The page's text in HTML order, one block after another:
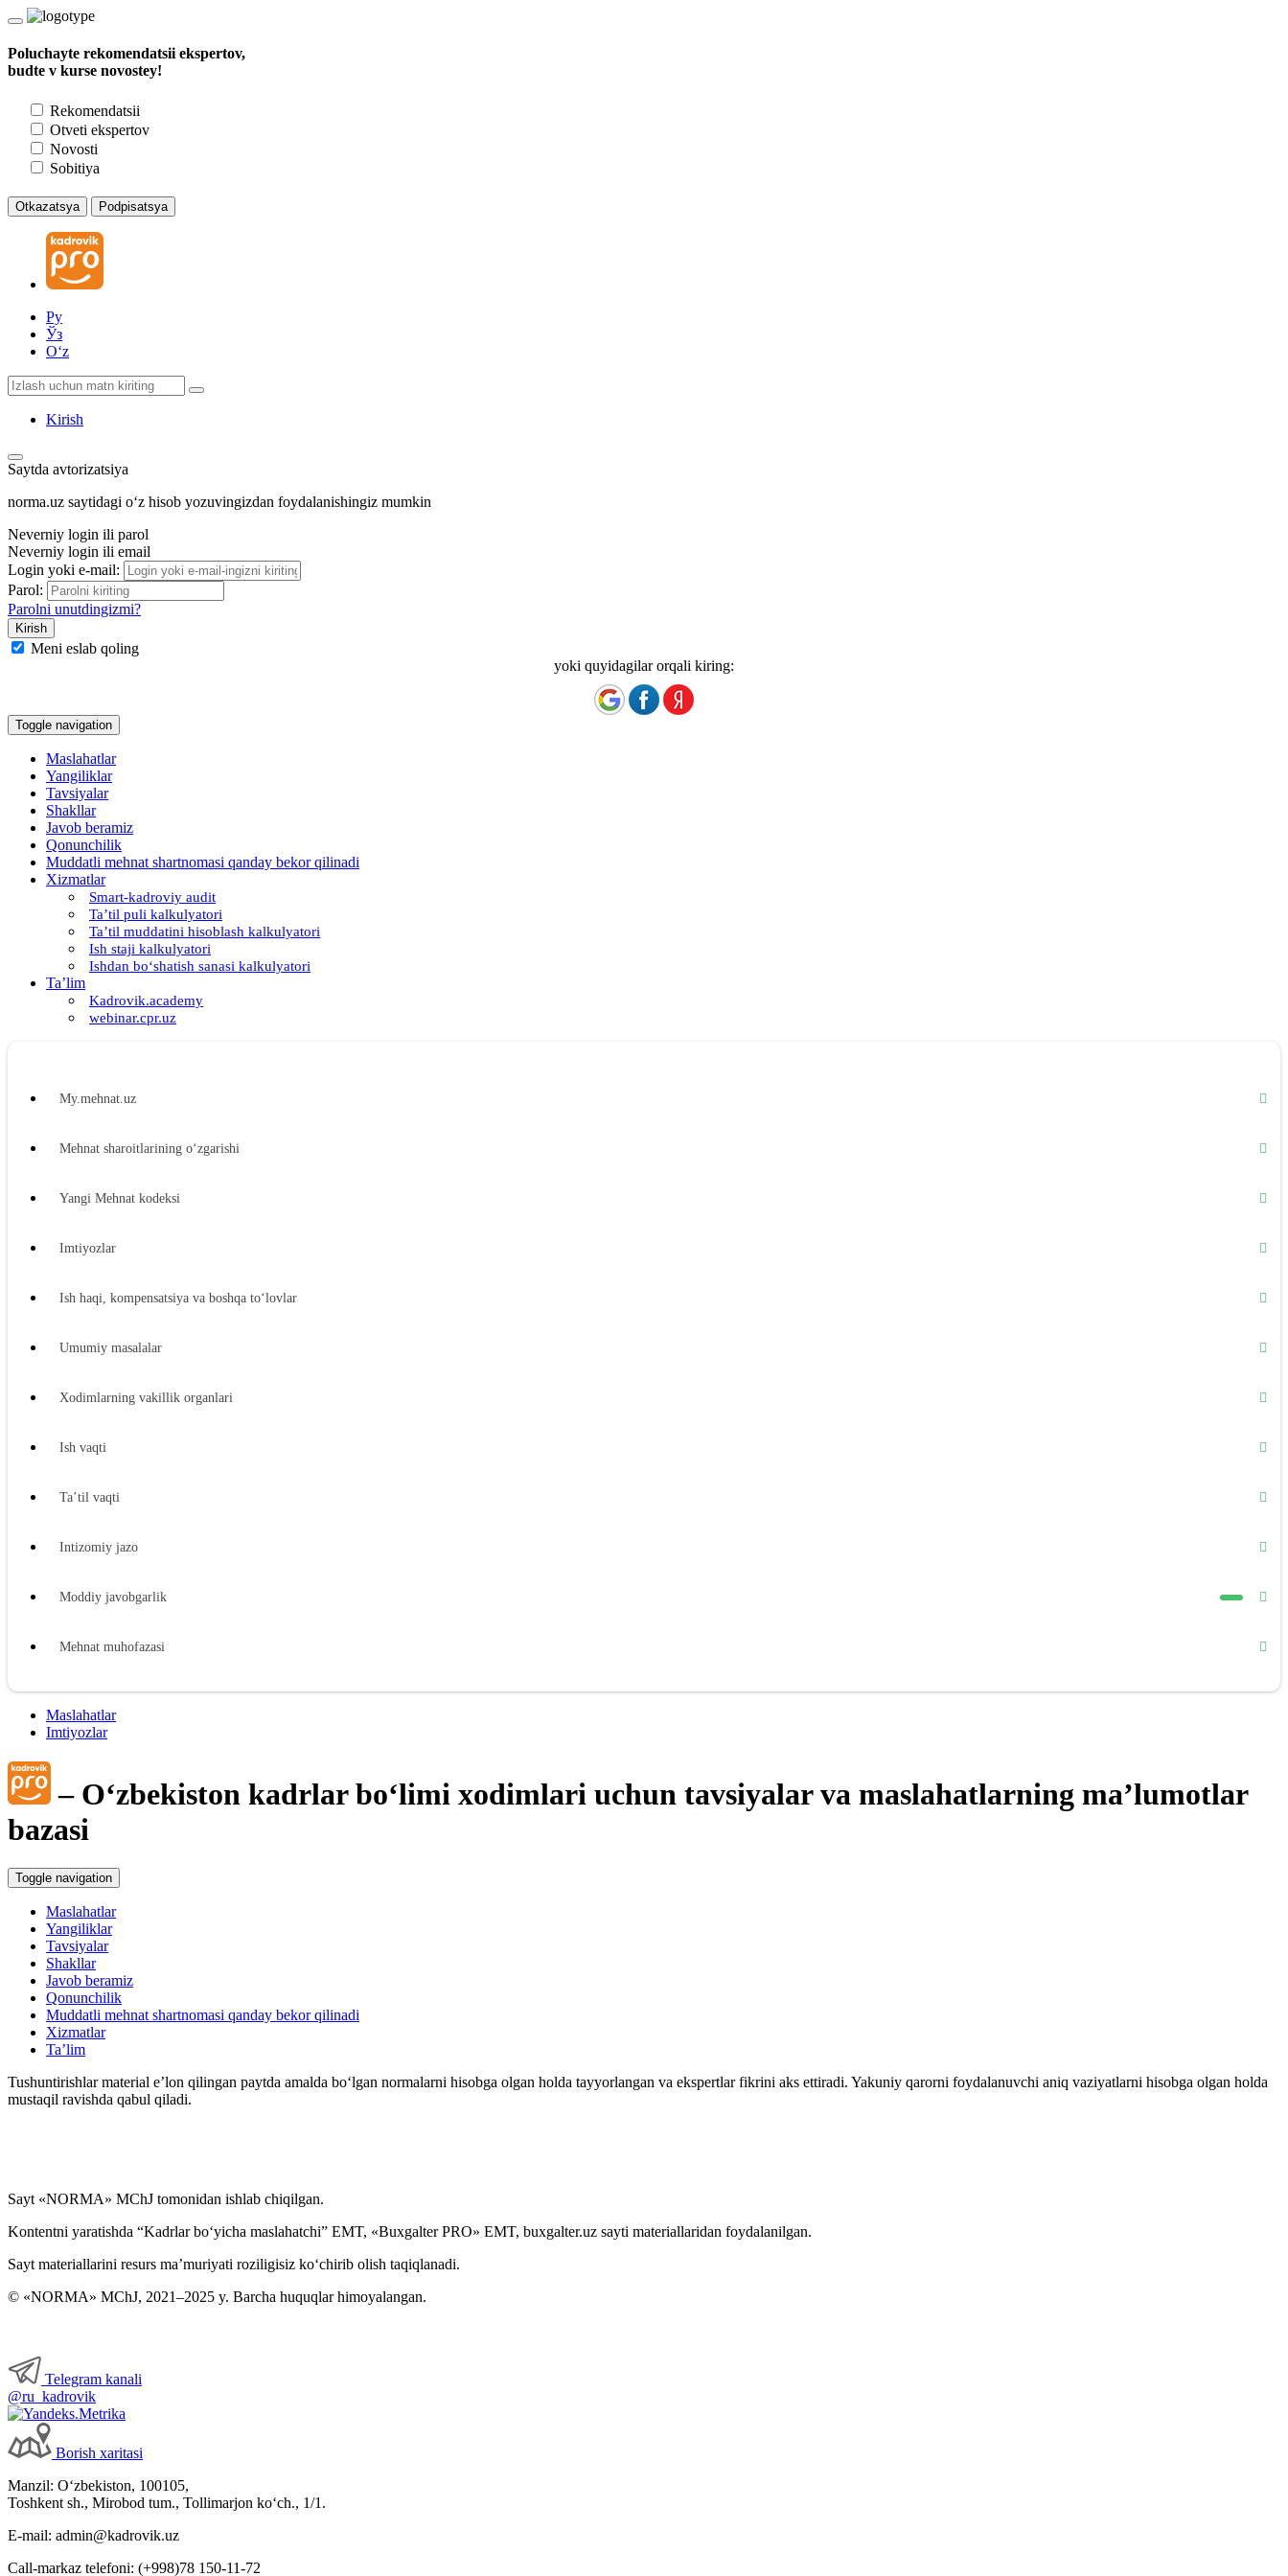
Poluchayte rekomendatsii ekspertov,
budte v kurse novostey!
Rekomendatsii
Otveti ekspertov
Novosti
Sobitiya
Otkazatsya Podpisatsya
Ру
Ўз
Oʻz
Kirish
Saytda avtorizatsiya
norma.uz saytidagi oʻz hisob yozuvingizdan foydalanishingiz mumkin
Neverniy login ili parol
Neverniy login ili email
Login yoki e-mail:
Parol:
Parolni unutdingizmi?
Meni eslab qoling
yoki quyidagilar orqali kiring:
Toggle navigation
Maslahatlar
Yangiliklar
Tavsiyalar
Shakllar
Javob beramiz
Qonunchilik
Muddatli mehnat shartnomasi qanday bekor qilinadi
Xizmatlar
Smart-kadroviy audit
Ta’til puli kalkulyatori
Ta’til muddatini hisoblash kalkulyatori
Ish staji kalkulyatori
Ishdan boʻshatish sanasi kalkulyatori
Ta’lim
Kadrovik.academy
webinar.cpr.uz
My.mehnat.uz
Mehnat sharoitlarining oʻzgarishi
Yangi Mehnat kodeksi
Imtiyozlar
Ish haqi, kompensatsiya va boshqa toʻlovlar
Umumiy masalalar
Xodimlarning vakillik organlari
Ish vaqti
Ta’til vaqti
Intizomiy jazo
Moddiy javobgarlik
Mehnat muhofazasi
Ijtimoiy ta’minot
Boshqa ishga oʻtish
Xodimlarning ijtimoiy ta’minoti
HR-menedjment
Jamoa shartnomasi
Ish beruvchining fuqarolik javobgarligini sugʻurta qilish
Kadrlarga doir hujjatlar
Karantin
Mehnat daftarchasi
Yakka tartibdagi tadbirkor
Harbiy хizmatga majburlarni roʻyхatga olish
Maslahatlar
Imtiyozlar
– Oʻzbekiston kadrlar boʻlimi хodimlari uchun tavsiyalar va maslahatlarning ma’lumotlar
bazasi
Toggle navigation
Maslahatlar
Yangiliklar
Tavsiyalar
Shakllar
Javob beramiz
Qonunchilik
Muddatli mehnat shartnomasi qanday bekor qilinadi
Xizmatlar
Ta’lim
Tushuntirishlar material e’lon qilingan paytda amalda boʻlgan normalarni hisobga olgan holda tayyorlangan va ekspertlar fikrini aks ettiradi. Yakuniy qarorni foydalanuvchi aniq vaziyatlarni hisobga olgan holda
mustaqil ravishda qabul qiladi.
Sayt «NORMA» MChJ tomonidan ishlab chiqilgan.
Kontentni yaratishda “Kadrlar boʻyicha maslahatchi” EMT, «Buxgalter PRO» EMT, buxgalter.uz sayti materiallaridan foydalanilgan.
Sayt materiallarini resurs ma’muriyati roziligisiz koʻchirib olish taqiqlanadi.
© «NORMA» MChJ, 2021–2025 y. Barcha huquqlar himoyalangan.
Telegram kanali
@ru_kadrovik
Borish хaritasi
Manzil: Oʻzbekiston, 100105,
Toshkent sh., Mirobod tum., Tollimarjon koʻch., 1/1.
E-mail: admin@kadrovik.uz
Call-markaz telefoni: (+998)78 150-11-72